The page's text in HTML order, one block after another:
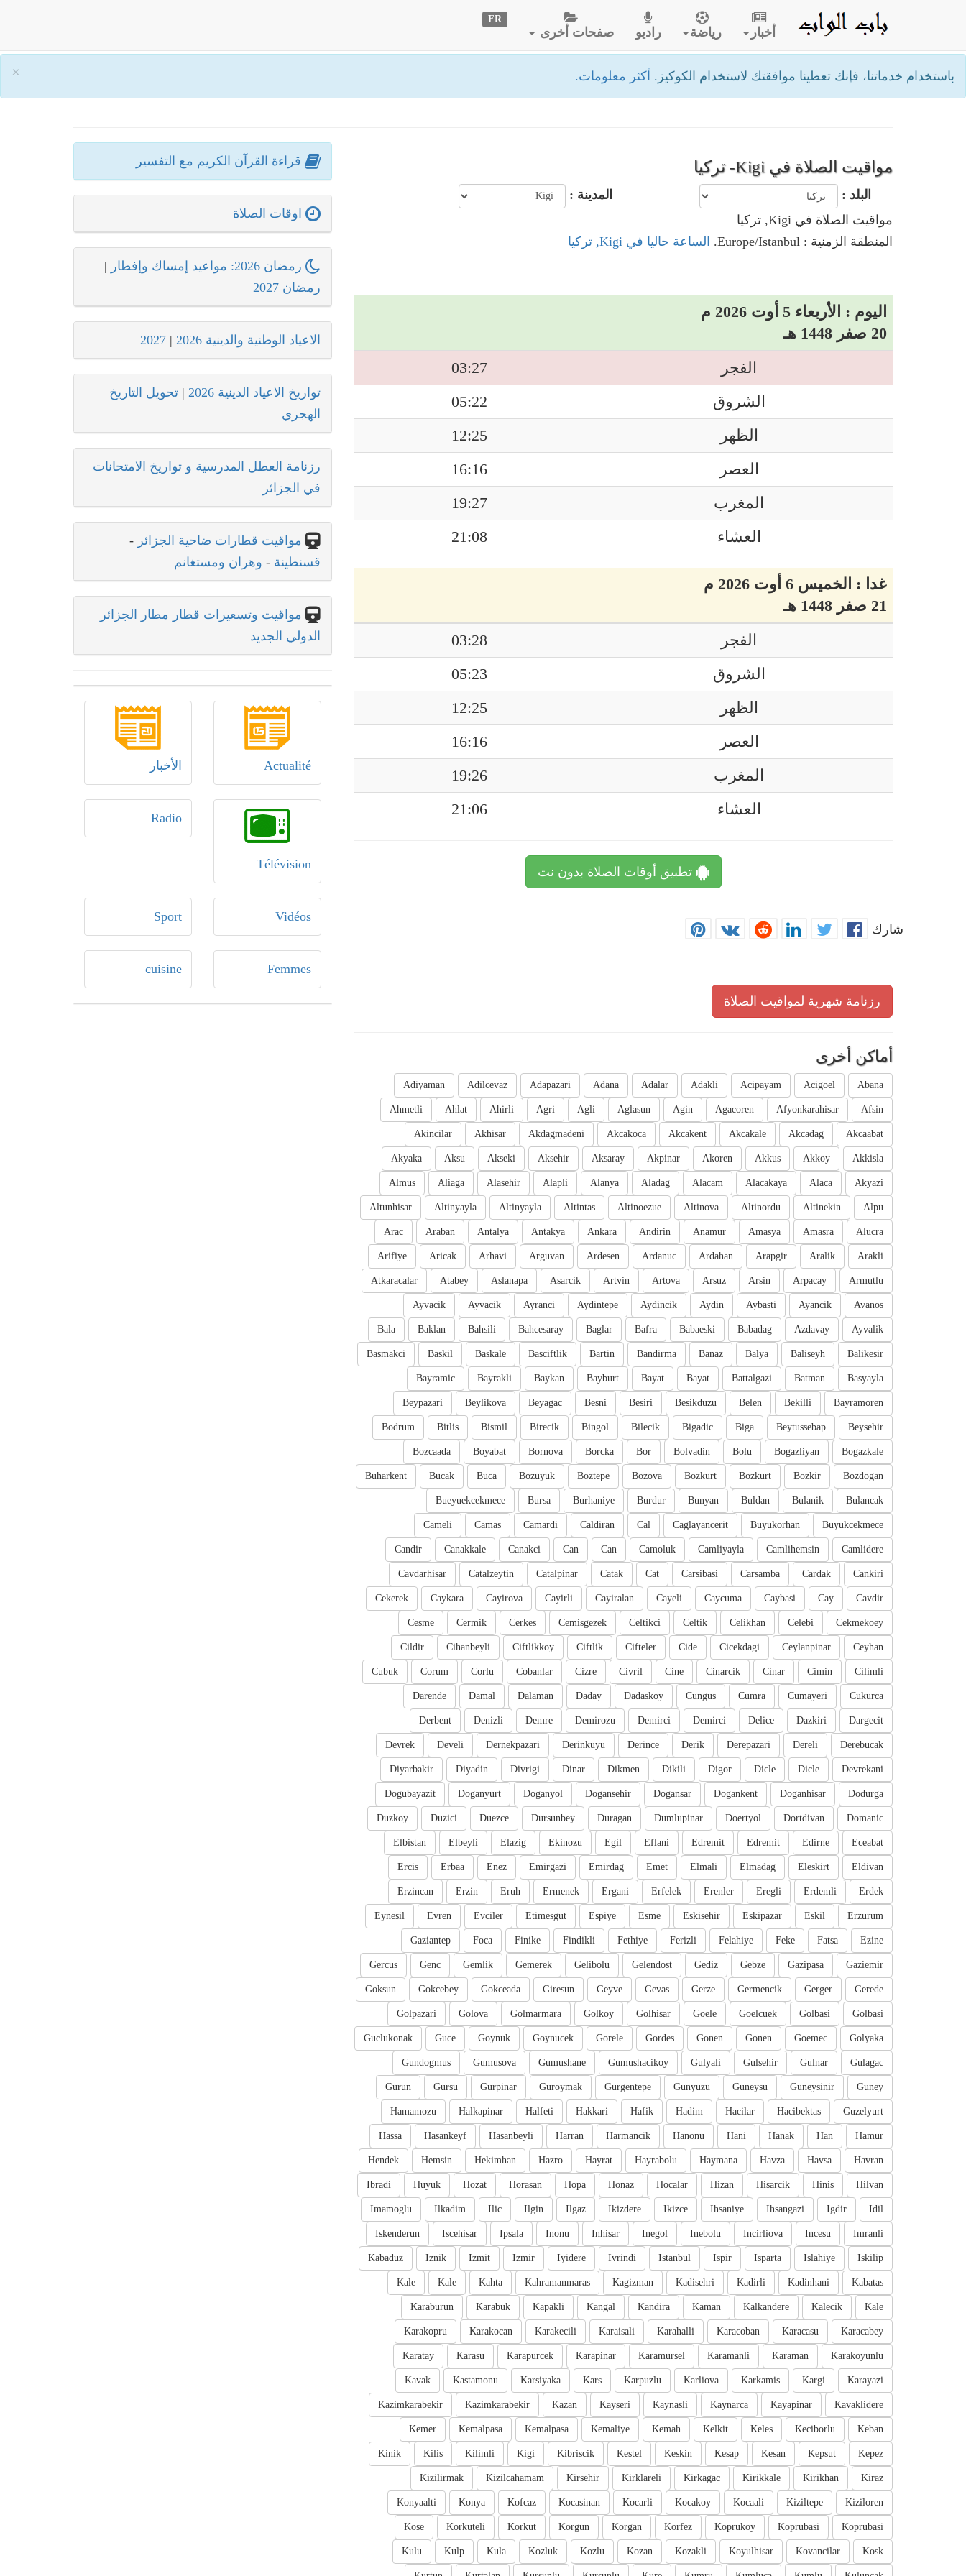
× باستخدام خدماتنا، فإنك تعطينا موافقتك لاستخدام الكوكيز. أكثر معلومات.
أخبار رياضة راديو صفحات أخرى
FR
مواقيت الصلاة في Kigi- تركيا
البلد :
المدينة :
مواقيت الصلاة في Kigi, تركيا
المنطقة الزمنية : Europe/Istanbul.
الساعة حاليا في Kigi, تركيا
اليوم : الأربعاء 5 أوت 2026 م
20 صفر 1448 هـ
الفجر
03:27
الشروق
05:22
الظهر
12:25
العصر
16:16
المغرب
19:27
العشاء
21:08
غدا : الخميس 6 أوت 2026 م
21 صفر 1448 هـ
الفجر
03:28
الشروق
05:23
الظهر
12:25
العصر
16:16
المغرب
19:26
العشاء
21:06
تطبيق أوقات الصلاة بدون نت
شارك
رزنامة شهرية لمواقيت الصلاة
أماكن أخرى
Abana
Acigoel
Acipayam
Adakli
Adalar
Adana
Adapazari
Adilcevaz
Adiyaman
Afsin
Afyonkarahisar
Agacoren
Agin
Aglasun
Agli
Agri
Ahirli
Ahlat
Ahmetli
Akcaabat
Akcadag
Akcakale
Akcakent
Akcakoca
Akdagmadeni
Akhisar
Akincilar
Akkisla
Akkoy
Akkus
Akoren
Akpinar
Aksaray
Aksehir
Akseki
Aksu
Akyaka
Akyazi
Alaca
Alacakaya
Alacam
Aladag
Alanya
Alapli
Alasehir
Aliaga
Almus
Alpu
Altinekin
Altinordu
Altinova
Altinoezue
Altintas
Altinyayla
Altinyayla
Altunhisar
Alucra
Amasra
Amasya
Anamur
Andirin
Ankara
Antakya
Antalya
Araban
Arac
Arakli
Aralik
Arapgir
Ardahan
Ardanuc
Ardesen
Arguvan
Arhavi
Aricak
Arifiye
Armutlu
Arpacay
Arsin
Arsuz
Artova
Artvin
Asarcik
Aslanapa
Atabey
Atkaracalar
Avanos
Ayancik
Aybasti
Aydin
Aydincik
Aydintepe
Ayranci
Ayvacik
Ayvacik
Ayvalik
Azdavay
Babadag
Babaeski
Bafra
Baglar
Bahcesaray
Bahsili
Baklan
Bala
Balikesir
Baliseyh
Balya
Banaz
Bandirma
Bartin
Basciftlik
Baskale
Baskil
Basmakci
Basyayla
Batman
Battalgazi
Bayat
Bayat
Bayburt
Baykan
Bayrakli
Bayramic
Bayramoren
Bekilli
Belen
Besikduzu
Besiri
Besni
Beyagac
Beylikova
Beypazari
Beysehir
Beytussebap
Biga
Bigadic
Bilecik
Bingol
Birecik
Bismil
Bitlis
Bodrum
Bogazkale
Bogazliyan
Bolu
Bolvadin
Bor
Borcka
Bornova
Boyabat
Bozcaada
Bozdogan
Bozkir
Bozkurt
Bozkurt
Bozova
Boztepe
Bozuyuk
Buca
Bucak
Buharkent
Bulancak
Bulanik
Buldan
Bunyan
Burdur
Burhaniye
Bursa
Bueyuekcekmece
Buyukcekmece
Buyukorhan
Caglayancerit
Cal
Caldiran
Camardi
Camas
Cameli
Camlidere
Camlihemsin
Camliyayla
Camoluk
Can
Can
Canakci
Canakkale
Candir
Cankiri
Cardak
Carsamba
Carsibasi
Cat
Catak
Catalpinar
Catalzeytin
Cavdarhisar
Cavdir
Cay
Caybasi
Caycuma
Cayeli
Cayiralan
Cayirli
Cayirova
Caykara
Cekerek
Cekmekoey
Celebi
Celikhan
Celtik
Celtikci
Cemisgezek
Cerkes
Cermik
Cesme
Ceyhan
Ceylanpinar
Cicekdagi
Cide
Cifteler
Ciftlik
Ciftlikkoy
Cihanbeyli
Cildir
Cilimli
Cimin
Cinar
Cinarcik
Cine
Civril
Cizre
Cobanlar
Corlu
Corum
Cubuk
Cukurca
Cumayeri
Cumra
Cungus
Dadaskoy
Daday
Dalaman
Damal
Darende
Dargecit
Dazkiri
Delice
Demirci
Demirci
Demirozu
Demre
Denizli
Derbent
Derebucak
Dereli
Derepazari
Derik
Derince
Derinkuyu
Dernekpazari
Develi
Devrek
Devrekani
Dicle
Dicle
Digor
Dikili
Dikmen
Dinar
Divrigi
Diyadin
Diyarbakir
Dodurga
Doganhisar
Dogankent
Dogansar
Dogansehir
Doganyol
Doganyurt
Dogubayazit
Domanic
Dortdivan
Doertyol
Dumlupinar
Duragan
Dursunbey
Duezce
Duzici
Duzkoy
Eceabat
Edirne
Edremit
Edremit
Eflani
Egil
Ekinozu
Elazig
Elbeyli
Elbistan
Eldivan
Eleskirt
Elmadag
Elmali
Emet
Emirdag
Emirgazi
Enez
Erbaa
Ercis
Erdek
Erdemli
Eregli
Erenler
Erfelek
Ergani
Ermenek
Eruh
Erzin
Erzincan
Erzurum
Eskil
Eskipazar
Eskisehir
Esme
Espiye
Etimesgut
Evciler
Evren
Eynesil
Ezine
Fatsa
Feke
Felahiye
Ferizli
Fethiye
Findikli
Finike
Foca
Gaziantep
Gaziemir
Gazipasa
Gebze
Gediz
Gelendost
Gelibolu
Gemerek
Gemlik
Genc
Gercus
Gerede
Gerger
Germencik
Gerze
Gevas
Geyve
Giresun
Gokceada
Gokcebey
Goksun
Golbasi
Golbasi
Goelcuek
Goele
Golhisar
Golkoy
Golmarmara
Golova
Golpazari
Golyaka
Goemec
Gonen
Gonen
Gordes
Gorele
Goynucek
Goynuk
Guce
Guclukonak
Gulagac
Gulnar
Gulsehir
Gulyali
Gumushacikoy
Gumushane
Gumusova
Gundogmus
Guney
Guneysinir
Guneysu
Gunyuzu
Gurgentepe
Guroymak
Gurpinar
Gursu
Gurun
Guzelyurt
Hacibektas
Hacilar
Hadim
Hafik
Hakkari
Halfeti
Halkapinar
Hamamozu
Hamur
Han
Hanak
Hani
Hanonu
Harmancik
Harran
Hasanbeyli
Hasankeyf
Hassa
Havran
Havsa
Havza
Haymana
Hayrabolu
Hayrat
Hazro
Hekimhan
Hemsin
Hendek
Hilvan
Hinis
Hisarcik
Hizan
Hocalar
Honaz
Hopa
Horasan
Hozat
Huyuk
Ibradi
Idil
Igdir
Ihsangazi
Ihsaniye
Ikizce
Ikizdere
Ilgaz
Ilgin
Ilic
Ilkadim
Imamoglu
Imranli
Incesu
Incirliova
Inebolu
Inegol
Inhisar
Inonu
Ipsala
Iscehisar
Iskenderun
Iskilip
Islahiye
Isparta
Ispir
Istanbul
Ivrindi
Iyidere
Izmir
Izmit
Iznik
Kabaduz
Kabatas
Kadinhani
Kadirli
Kadisehri
Kagizman
Kahramanmaras
Kahta
Kale
Kale
Kale
Kalecik
Kalkandere
Kaman
Kandira
Kangal
Kapakli
Karabuk
Karaburun
Karacabey
Karacasu
Karacoban
Karahalli
Karaisali
Karakecili
Karakocan
Karakopru
Karakoyunlu
Karaman
Karamanli
Karamursel
Karapinar
Karapurcek
Karasu
Karatay
Karayazi
Kargi
Karkamis
Karliova
Karpuzlu
Kars
Karsiyaka
Kastamonu
Kavak
Kavaklidere
Kayapinar
Kaynarca
Kaynasli
Kayseri
Kazan
Kazimkarabekir
Kazimkarabekir
Keban
Keciborlu
Keles
Kelkit
Kemah
Kemaliye
Kemalpasa
Kemalpasa
Kemer
Kepez
Kepsut
Kesan
Kesap
Keskin
Kestel
Kibriscik
Kigi
Kilimli
Kilis
Kinik
Kiraz
Kirikhan
Kirikkale
Kirkagac
Kirklareli
Kirsehir
Kizilcahamam
Kizilirmak
Kiziloren
Kiziltepe
Kocaali
Kocakoy
Kocarli
Kocasinan
Kofcaz
Konya
Konyaalti
Koprubasi
Koprubasi
Koprukoy
Korfez
Korgan
Korgun
Korkut
Korkuteli
Kose
Kosk
Kovancilar
Koyulhisar
Kozakli
Kozan
Kozlu
Kozluk
Kula
Kulp
Kulu
قراءة القرآن الكريم مع التفسير
اوقات الصلاة
رمضان 2026: مواعيد إمساك وإفطار
|
رمضان 2027
الاعياد الوطنية والدينية 2026 |
2027
تواريخ الاعياد الدينية 2026 | تحويل التاريخ
الهجري
رزنامة العطل المدرسية و تواريخ الامتحانات
في الجزائر
مواقيت قطارات ضاحية الجزائر -
قسنطينة - وهران ومستغانم
مواقيت وتسعيرات قطار مطار الجزائر
الدولي الجديد
Actualité الأخبار
Télévision
Radio
Vidéos
Sport
Femmes
cuisine